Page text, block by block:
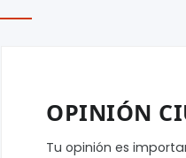
OPINIÓN
Tu opinión es